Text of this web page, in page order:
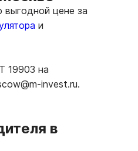
цене за
и
19903 на
invest.ru.
в